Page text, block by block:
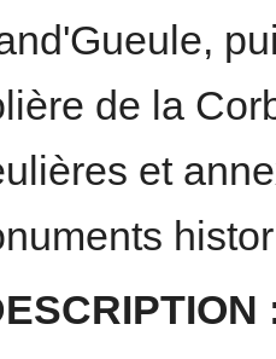
de la
et